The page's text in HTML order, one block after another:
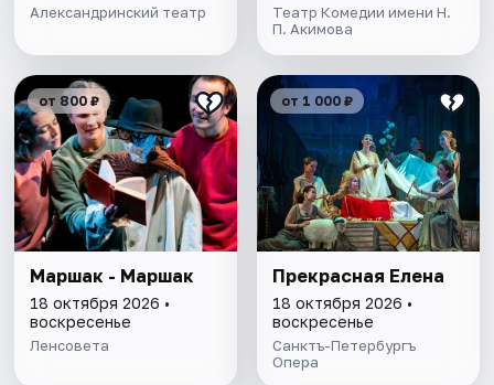
Александринский театр
Театр Комедии имени Н.
П. Акимова
от 800 ₽
Маршак - Маршак
18 октября 2026 •
воскресенье
Ленсовета
от 1 000 ₽
Прекрасная Елена
18 октября 2026 •
воскресенье
Санктъ-Петербургъ
Опера